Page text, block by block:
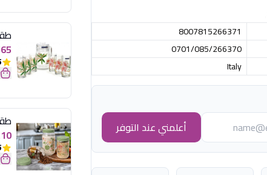
8007815266371
0701/085/266370
Italy
أعلمني عند التوفر